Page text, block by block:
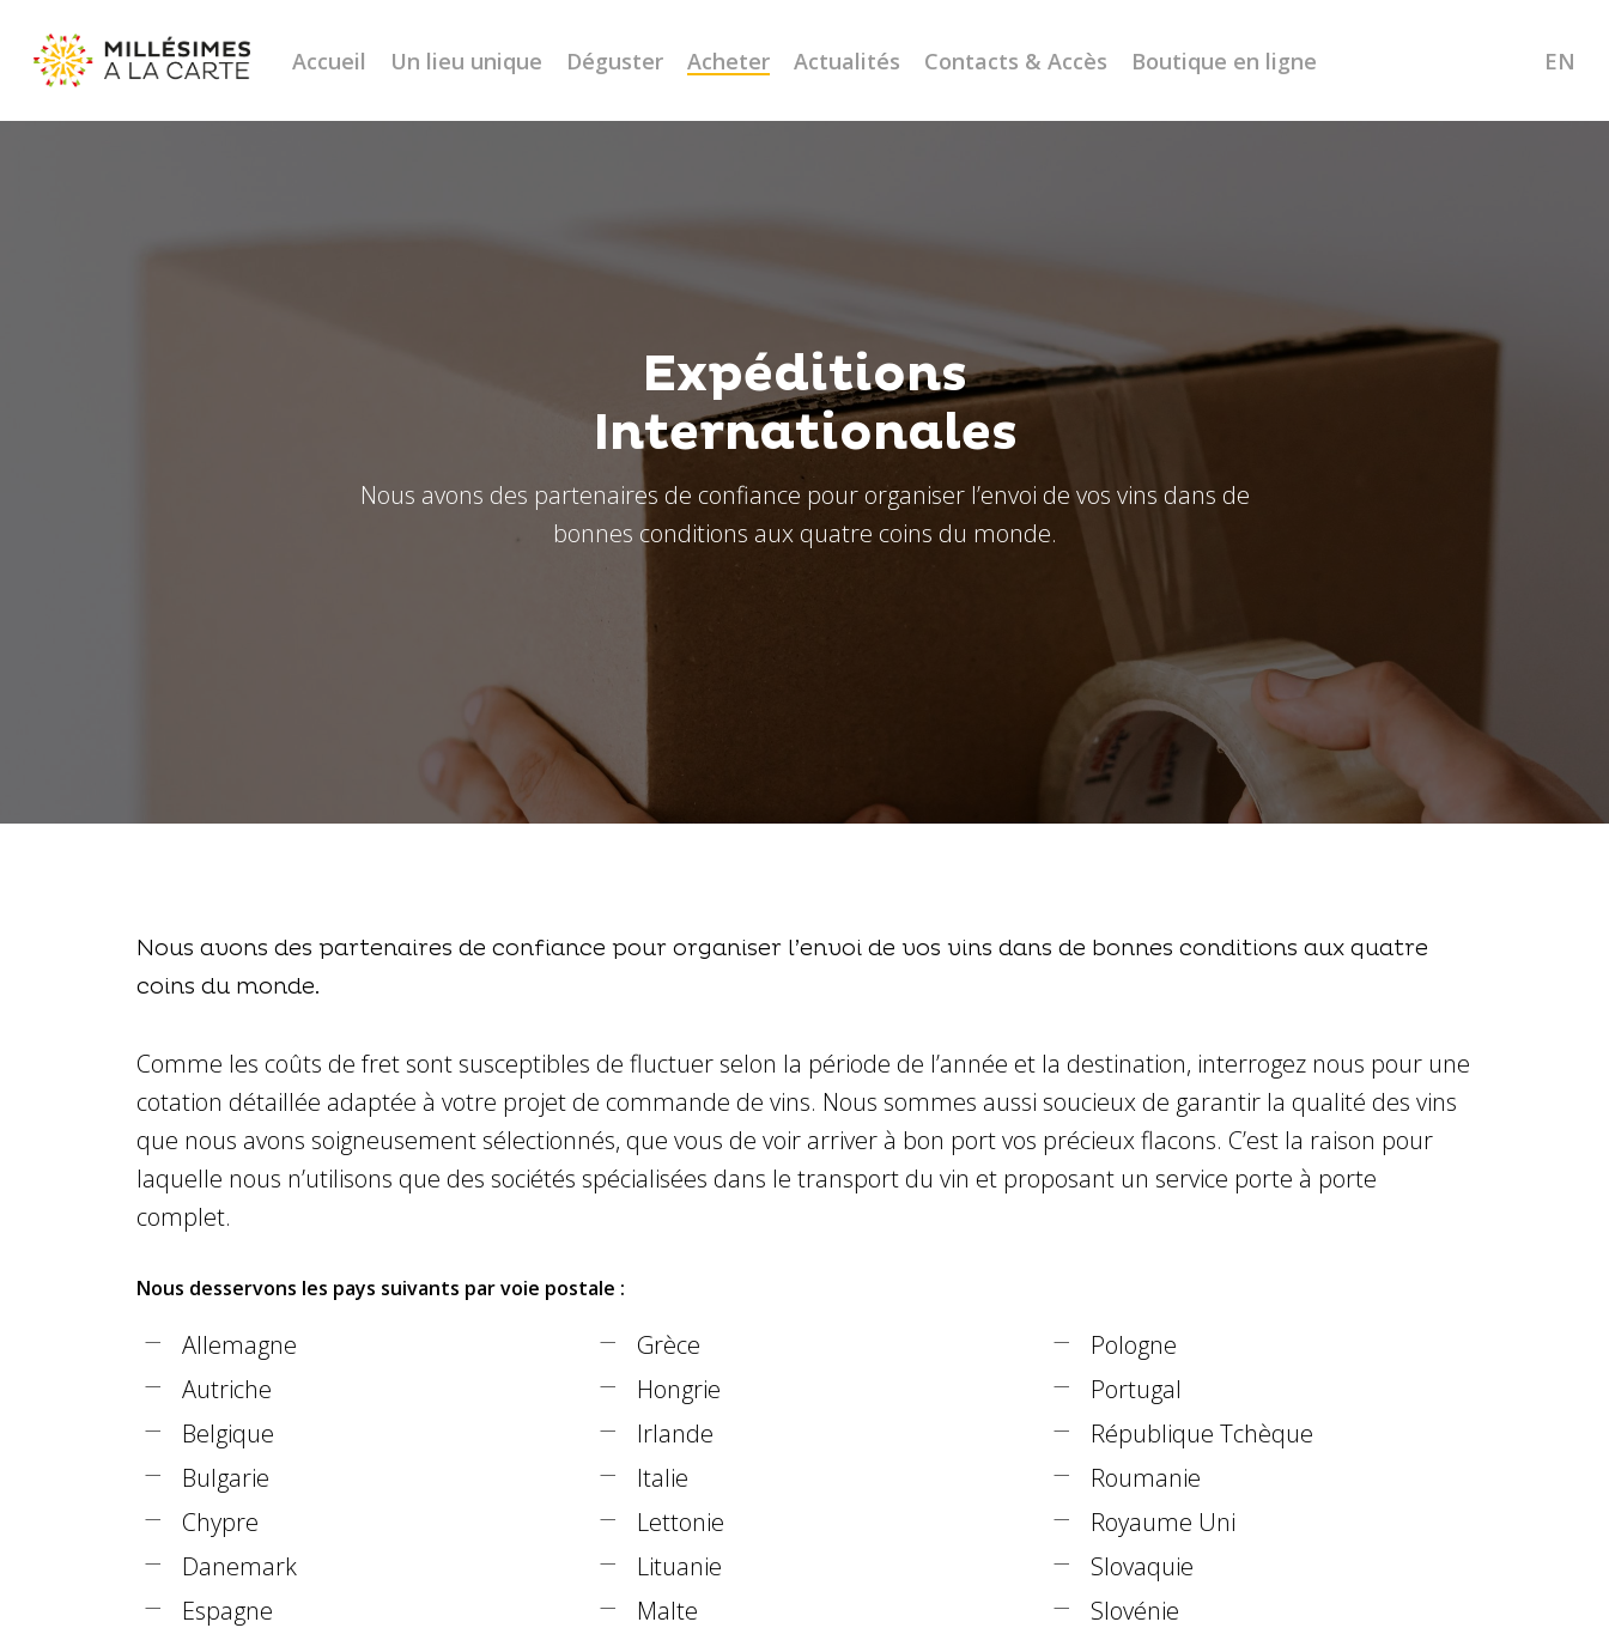
Accueil Un lieu unique Déguster Acheter Actualités Contacts & Accès Boutique en ligne EN
Expéditions
Internationales
Nous avons des partenaires de confiance pour organiser l’envoi de vos vins dans de
bonnes conditions aux quatre coins du monde.
Nous avons des partenaires de confiance pour organiser l’envoi de vos vins dans de bonnes conditions aux quatre
coins du monde.
Comme les coûts de fret sont susceptibles de fluctuer selon la période de l’année et la destination, interrogez nous pour une
cotation détaillée adaptée à votre projet de commande de vins. Nous sommes aussi soucieux de garantir la qualité des vins
que nous avons soigneusement sélectionnés, que vous de voir arriver à bon port vos précieux flacons. C’est la raison pour
laquelle nous n’utilisons que des sociétés spécialisées dans le transport du vin et proposant un service porte à porte
complet.
Nous desservons les pays suivants par voie postale :
Allemagne
Autriche
Belgique
Bulgarie
Chypre
Danemark
Espagne
Grèce
Hongrie
Irlande
Italie
Lettonie
Lituanie
Malte
Pologne
Portugal
République Tchèque
Roumanie
Royaume Uni
Slovaquie
Slovénie